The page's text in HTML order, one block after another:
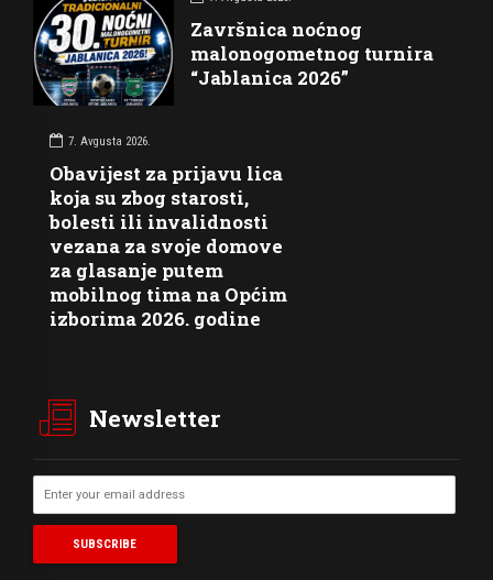
Završnica noćnog
malonogometnog turnira
“Jablanica 2026”
7. Avgusta 2026.
Obavijest za prijavu lica
koja su zbog starosti,
bolesti ili invalidnosti
vezana za svoje domove
za glasanje putem
mobilnog tima na Općim
izborima 2026. godine
Newsletter